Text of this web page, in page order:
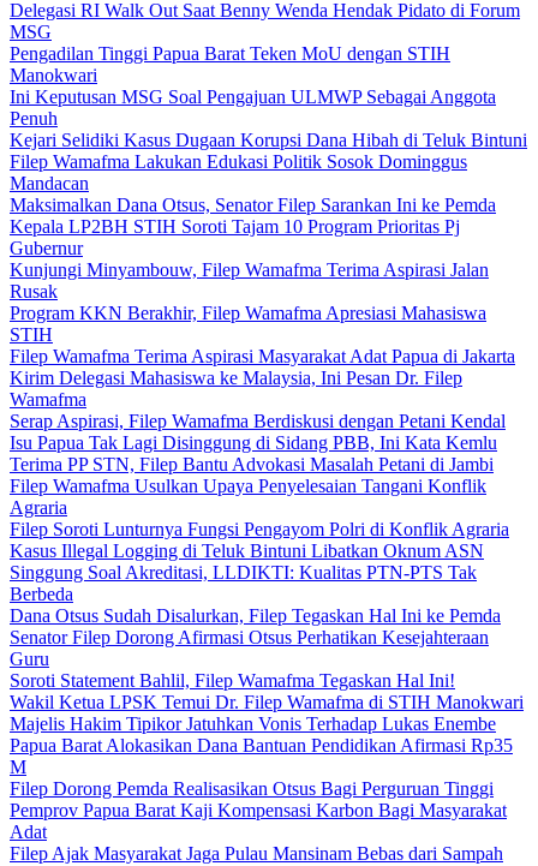
Delegasi RI Walk Out Saat Benny Wenda Hendak Pidato di Forum
MSG
Pengadilan Tinggi Papua Barat Teken MoU dengan STIH
Manokwari
Ini Keputusan MSG Soal Pengajuan ULMWP Sebagai Anggota
Penuh
Kejari Selidiki Kasus Dugaan Korupsi Dana Hibah di Teluk Bintuni
Filep Wamafma Lakukan Edukasi Politik Sosok Dominggus
Mandacan
Maksimalkan Dana Otsus, Senator Filep Sarankan Ini ke Pemda
Kepala LP2BH STIH Soroti Tajam 10 Program Prioritas Pj
Gubernur
Kunjungi Minyambouw, Filep Wamafma Terima Aspirasi Jalan
Rusak
Program KKN Berakhir, Filep Wamafma Apresiasi Mahasiswa
STIH
Filep Wamafma Terima Aspirasi Masyarakat Adat Papua di Jakarta
Kirim Delegasi Mahasiswa ke Malaysia, Ini Pesan Dr. Filep
Wamafma
Serap Aspirasi, Filep Wamafma Berdiskusi dengan Petani Kendal
Isu Papua Tak Lagi Disinggung di Sidang PBB, Ini Kata Kemlu
Terima PP STN, Filep Bantu Advokasi Masalah Petani di Jambi
Filep Wamafma Usulkan Upaya Penyelesaian Tangani Konflik
Agraria
Filep Soroti Lunturnya Fungsi Pengayom Polri di Konflik Agraria
Kasus Illegal Logging di Teluk Bintuni Libatkan Oknum ASN
Singgung Soal Akreditasi, LLDIKTI: Kualitas PTN-PTS Tak
Berbeda
Dana Otsus Sudah Disalurkan, Filep Tegaskan Hal Ini ke Pemda
Senator Filep Dorong Afirmasi Otsus Perhatikan Kesejahteraan
Guru
Soroti Statement Bahlil, Filep Wamafma Tegaskan Hal Ini!
Wakil Ketua LPSK Temui Dr. Filep Wamafma di STIH Manokwari
Majelis Hakim Tipikor Jatuhkan Vonis Terhadap Lukas Enembe
Papua Barat Alokasikan Dana Bantuan Pendidikan Afirmasi Rp35
M
Filep Dorong Pemda Realisasikan Otsus Bagi Perguruan Tinggi
Pemprov Papua Barat Kaji Kompensasi Karbon Bagi Masyarakat
Adat
Filep Ajak Masyarakat Jaga Pulau Mansinam Bebas dari Sampah